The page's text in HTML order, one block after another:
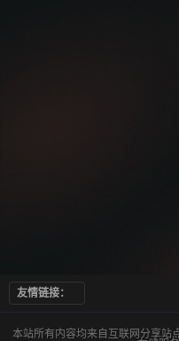
友情链接：
本站所有内容均来自互联网分享站